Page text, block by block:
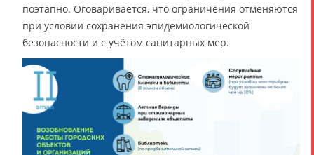
поэтапно. Оговаривается, что ограничения отменяются
при условии сохранения эпидемиологической
безопасности и с учётом санитарных мер.